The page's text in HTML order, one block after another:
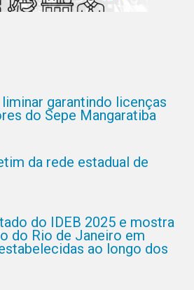
garantindo licenças
do Sepe Mangaratiba
da rede estadual de
do IDEB 2025 e mostra
do Rio de Janeiro em
ao longo dos